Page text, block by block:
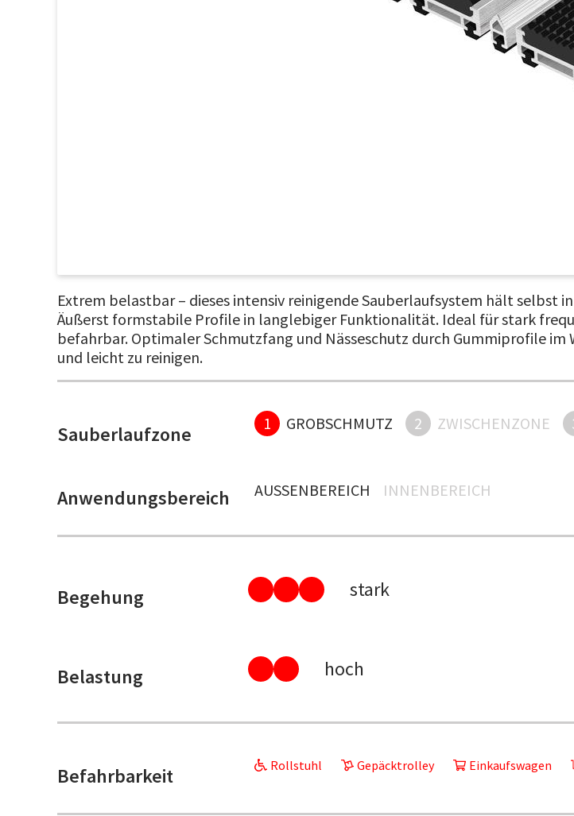
Extrem belastbar – dieses intensiv reinigende Sauberlaufsystem hält selbst
Äußerst formstabile Profile in langlebiger Funktionalität. Ideal für stark
befahrbar. Optimaler Schmutzfang und Nässeschutz durch Gummiprofile
und leicht zu reinigen.
Sauberlaufzone 1 GROBSCHMUTZ 2 ZWISCHENZONE
Anwendungsbereich AUSSENBEREICH INNENBEREICH
Begehung stark
Belastung hoch
Befahrbarkeit Rollstuhl Gepäcktrolley Einkaufswagen